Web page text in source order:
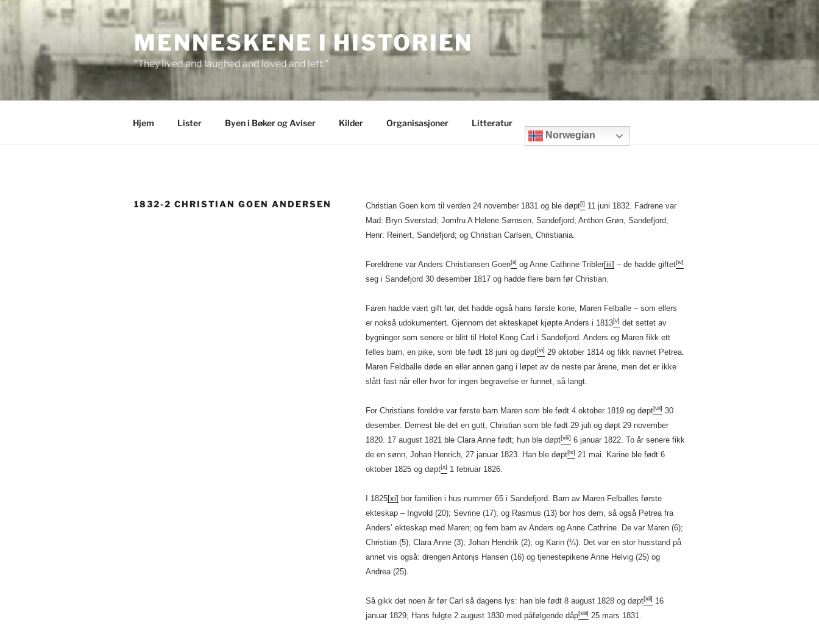
content
MENNESKENE I HISTORIEN
“They lived and laughed and loved and left.”
Hjem Lister Byen i Bøker og Aviser Kilder Organisasjoner
Litteratur
Norwegian
1832-2 CHRISTIAN GOEN ANDERSEN Christian Goen kom til verden 24 november 1831 og ble døpt[i] 11 juni 1832. Fadrene var
Mad: Bryn Sverstad; Jomfru A Helene Sørnsen, Sandefjord; Anthon Grøn, Sandefjord;
Henr: Reinert, Sandefjord; og Christian Carlsen, Christiania.
Foreldrene var Anders Christiansen Goen[ii] og Anne Cathrine Tribler[iii] – de hadde giftet[iv]
seg i Sandefjord 30 desember 1817 og hadde flere barn før Christian.
Faren hadde vært gift før, det hadde også hans første kone, Maren Felballe – som ellers
er nokså udokumentert. Gjennom det ekteskapet kjøpte Anders i 1813[v] det settet av
bygninger som senere er blitt til Hotel Kong Carl i Sandefjord. Anders og Maren fikk ett
felles barn, en pike, som ble født 18 juni og døpt[vi] 29 oktober 1814 og fikk navnet Petrea.
Maren Feldballe døde en eller annen gang i løpet av de neste par årene, men det er ikke
slått fast når eller hvor for ingen begravelse er funnet, så langt.
For Christians foreldre var første barn Maren som ble født 4 oktober 1819 og døpt[vii] 30
desember. Dernest ble det en gutt, Christian som ble født 29 juli og døpt 29 november
1820. 17 august 1821 ble Clara Anne født; hun ble døpt[viii] 6 januar 1822. To år senere fikk
de en sønn, Johan Henrich, 27 januar 1823. Han ble døpt[ix] 21 mai. Karine ble født 6
oktober 1825 og døpt[x] 1 februar 1826.
I 1825[xi] bor familien i hus nummer 65 i Sandefjord. Barn av Maren Felballes første
ekteskap – Ingvold (20); Sevrine (17); og Rasmus (13) bor hos dem, så også Petrea fra
Anders’ ekteskap med Maren; og fem barn av Anders og Anne Cathrine. De var Maren (6);
Christian (5); Clara Anne (3); Johan Hendrik (2); og Karin (¼). Det var en stor husstand på
annet vis også: drengen Antonjs Hansen (16) og tjenestepikene Anne Helvig (25) og
Andrea (25).
Så gikk det noen år før Carl så dagens lys: han ble født 8 august 1828 og døpt[xii] 16
januar 1829; Hans fulgte 2 august 1830 med påfølgende dåp[xiii] 25 mars 1831.